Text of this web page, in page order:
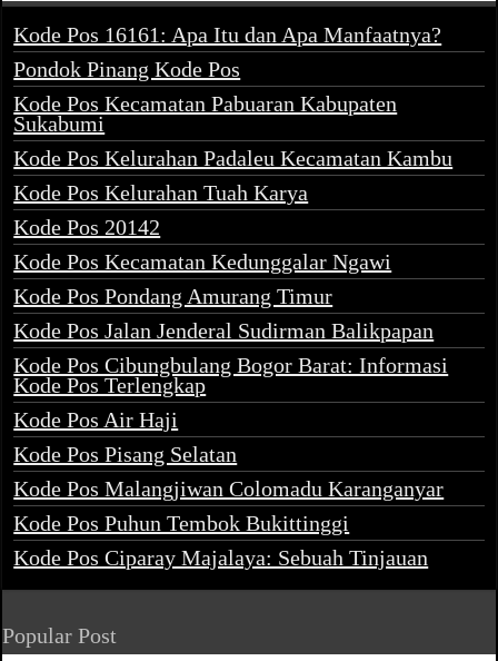
Kode Pos 16161: Apa Itu dan Apa Manfaatnya?
Pondok Pinang Kode Pos
Kode Pos Kecamatan Pabuaran Kabupaten
Sukabumi
Kode Pos Kelurahan Padaleu Kecamatan Kambu
Kode Pos Kelurahan Tuah Karya
Kode Pos 20142
Kode Pos Kecamatan Kedunggalar Ngawi
Kode Pos Pondang Amurang Timur
Kode Pos Jalan Jenderal Sudirman Balikpapan
Kode Pos Cibungbulang Bogor Barat: Informasi
Kode Pos Terlengkap
Kode Pos Air Haji
Kode Pos Pisang Selatan
Kode Pos Malangjiwan Colomadu Karanganyar
Kode Pos Puhun Tembok Bukittinggi
Kode Pos Ciparay Majalaya: Sebuah Tinjauan
Popular Post